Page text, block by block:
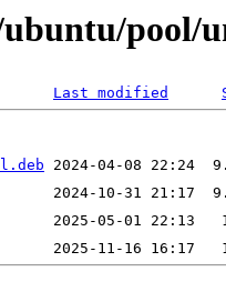
pool/
Last modified